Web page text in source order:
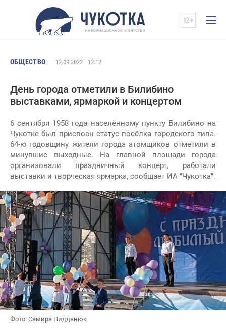
ОБЩЕСТВО 12.09.2022 12:12
День города отметили в Билибино
выставками, ярмаркой и концертом
6 сентября 1958 года населённому пункту Билибино на
Чукотке был присвоен статус посёлка городского типа.
64-ю годовщину жители города атомщиков отметили в
минувшие выходные. На главной площади города
организовали праздничный концерт, работали
выставки и творческая ярмарка, сообщает ИА "Чукотка".
Фото: Самира Пидданюк